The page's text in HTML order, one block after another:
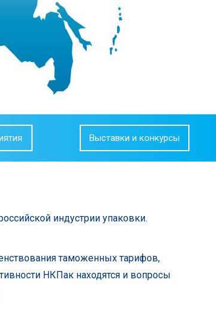
Выставки и конкурсы
индустрии упаковки.
таможенных тарифов,
НКПак находятся и вопросы